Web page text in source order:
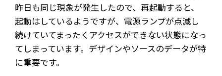
昨日も同じ現象が発生したので、再起動すると、
起動はしているようですが、電源ランプが点滅し
続けていてまったくアクセスができない状態になっ
てしまっています。デザインやソースのデータが特
に重要です。